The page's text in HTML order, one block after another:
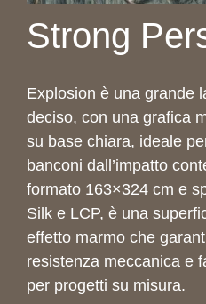
Strong
Explosion è una grande
deciso, con una grafica
su base chiara, ideale
banconi dall’impatto
formato 163×324 cm e
Silk e LCP, è una
effetto marmo che
resistenza meccanica e
per progetti su misura.